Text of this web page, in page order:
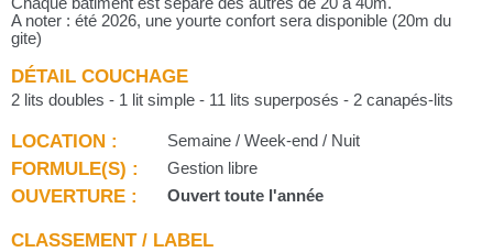
A noter : été 2026, une yourte confort sera disponible (20m du
gite)
DÉTAIL COUCHAGE
2 lits doubles - 1 lit simple - 11 lits superposés - 2 canapés-lits
LOCATION : Semaine / Week-end / Nuit
FORMULE(S) : Gestion libre
OUVERTURE : Ouvert toute l'année
CLASSEMENT / LABEL